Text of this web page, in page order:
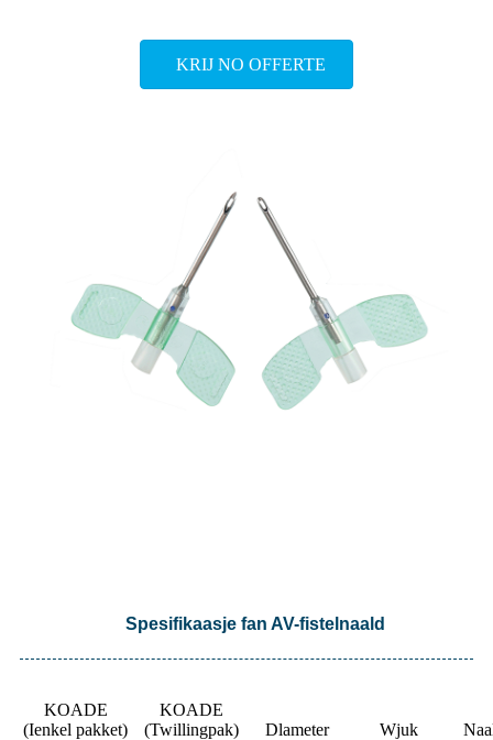
KRIJ NO OFFERTE
Spesifikaasje fan AV-fistelnaald
KOADE
(Ienkel pakket)
KOADE
(Twillingpak)
Dlameter Wjuk